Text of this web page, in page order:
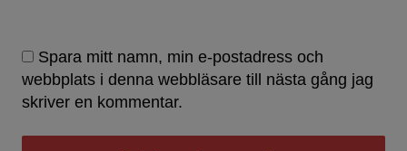
Spara mitt namn, min e-postadress och
webbplats i denna webbläsare till nästa gång jag
skriver en kommentar.